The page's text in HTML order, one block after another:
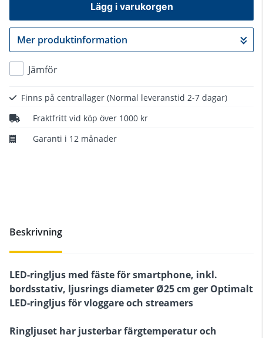
Lägg i varukorgen
Gå till kassan
Mer produktinformation
Jämför
Finns på centrallager (Normal leveranstid 2-7 dagar)
Fraktfritt vid köp över 1000 kr
Garanti i 12 månader
Beskrivning
LED-ringljus med fäste för smartphone, inkl.
bordsstativ, ljusrings diameter Ø25 cm ger Optimalt
LED-ringljus för vloggare och streamers
Ringljuset har justerbar färgtemperatur och